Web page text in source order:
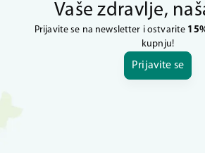
Vaše zdravlje,
Prijavite se na newsletter i ostvarite
kupnju!
Prijavite se